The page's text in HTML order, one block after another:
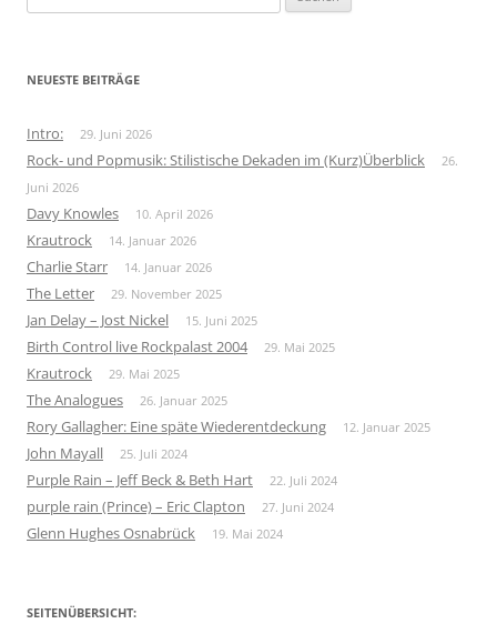
nach:
NEUESTE BEITRÄGE
Intro: 29. Juni 2026
Rock- und Popmusik: Stilistische Dekaden im (Kurz)Überblick
26.
Juni 2026
Davy Knowles 10. April 2026
Krautrock 14. Januar 2026
Charlie Starr 14. Januar 2026
The Letter 29. November 2025
Jan Delay – Jost Nickel 15. Juni 2025
Birth Control live Rockpalast 2004 29. Mai 2025
Krautrock 29. Mai 2025
The Analogues 26. Januar 2025
Rory Gallagher: Eine späte Wiederentdeckung 12. Januar 2025
John Mayall 25. Juli 2024
Purple Rain – Jeff Beck & Beth Hart 22. Juli 2024
purple rain (Prince) – Eric Clapton 27. Juni 2024
Glenn Hughes Osnabrück 19. Mai 2024
SEITENÜBERSICHT: